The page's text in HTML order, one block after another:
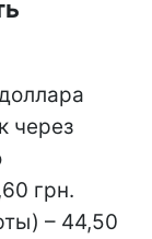
через
грн.
– 44,50